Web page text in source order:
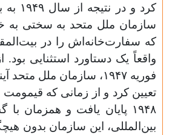
کرد و
سازمان ملل متحد به سختی به
که سفارت‌خانه‌اش را در
واقعاً یک دستاورد استثنایی
فوریه ۱۹۴۷، سازمان ملل
تعیین کرد و از زمانی که قیمومت
۱۹۴۸ پایان یافت و همزمان
بین‌المللی، این سازمان بدون